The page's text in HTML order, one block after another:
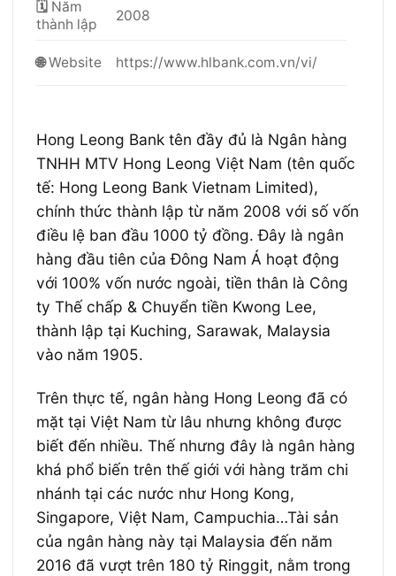
🗓 Năm
thành lập
2008
🌐Website https://www.hlbank.com.vn/vi/
Hong Leong Bank tên đầy đủ là Ngân hàng
TNHH MTV Hong Leong Việt Nam (tên quốc
tế: Hong Leong Bank Vietnam Limited),
chính thức thành lập từ năm 2008 với số vốn
điều lệ ban đầu 1000 tỷ đồng. Đây là ngân
hàng đầu tiên của Đông Nam Á hoạt động
với 100% vốn nước ngoài, tiền thân là Công
ty Thế chấp & Chuyển tiền Kwong Lee,
thành lập tại Kuching, Sarawak, Malaysia
vào năm 1905.
Trên thực tế, ngân hàng Hong Leong đã có
mặt tại Việt Nam từ lâu nhưng không được
biết đến nhiều. Thế nhưng đây là ngân hàng
khá phổ biến trên thế giới với hàng trăm chi
nhánh tại các nước như Hong Kong,
Singapore, Việt Nam, Campuchia…Tài sản
của ngân hàng này tại Malaysia đến năm
2016 đã vượt trên 180 tỷ Ringgit, nằm trong